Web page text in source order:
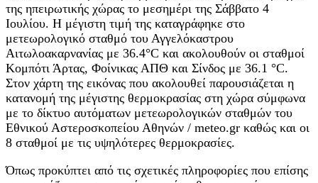
της ηπειρωτικής χώρας το μεσημέρι της Σάββατο 4
Ιουλίου. Η μέγιστη τιμή της καταγράφηκε στο
μετεωρολογικό σταθμό του Αγγελόκαστρου
Αιτωλοακαρνανίας με 36.4°C και ακολουθούν οι σταθμοί
Κομπότι Άρτας, Φοίνικας ΑΠΘ και Σίνδος με 36.1 °C.
Στον χάρτη της εικόνας που ακολουθεί παρουσιάζεται η
κατανομή της μέγιστης θερμοκρασίας στη χώρα σύμφωνα
με το δίκτυο αυτόματων μετεωρολογικών σταθμών του
Εθνικού Αστεροσκοπείου Αθηνών / meteo.gr καθώς και οι
8 σταθμοί με τις υψηλότερες θερμοκρασίες.
Όπως προκύπτει από τις σχετικές πληροφορίες που επίσης